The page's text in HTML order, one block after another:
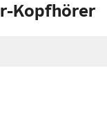
Kopfhörer